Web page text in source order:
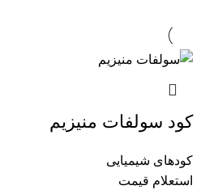
کود سولفات منیزیم
کودهای شیمیایی
استعلام قیمت